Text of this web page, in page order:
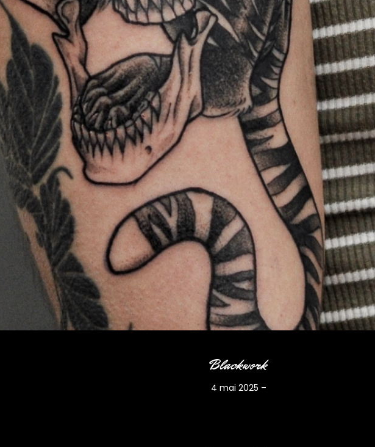
Blackwork
4 mai 2025 –